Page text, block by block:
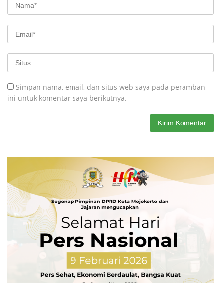
Simpan nama, email, dan situs web saya pada peramban
ini untuk komentar saya berikutnya.